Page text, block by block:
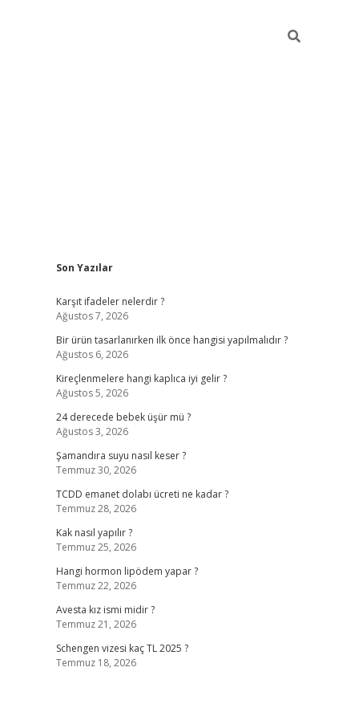
Sidebar
Son Yazılar
Karşıt ifadeler nelerdir ?
Ağustos 7, 2026
Bir ürün tasarlanırken ilk önce hangisi yapılmalıdır ?
Ağustos 6, 2026
Kireçlenmelere hangi kaplıca iyi gelir ?
Ağustos 5, 2026
24 derecede bebek üşür mü ?
Ağustos 3, 2026
Şamandıra suyu nasıl keser ?
Temmuz 30, 2026
TCDD emanet dolabı ücreti ne kadar ?
Temmuz 28, 2026
Kak nasıl yapılır ?
Temmuz 25, 2026
Hangi hormon lipödem yapar ?
Temmuz 22, 2026
Avesta kız ismi midir ?
Temmuz 21, 2026
Schengen vizesi kaç TL 2025 ?
Temmuz 18, 2026